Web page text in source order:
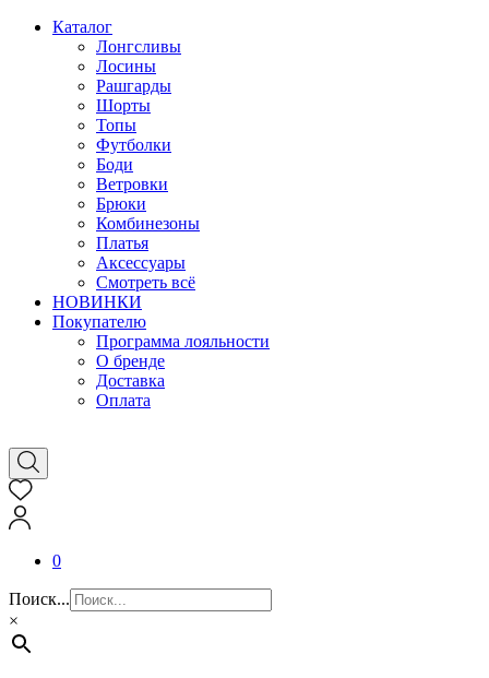
Каталог
Лонгсливы
Лосины
Рашгарды
Шорты
Топы
Футболки
Боди
Ветровки
Брюки
Комбинезоны
Платья
Аксессуары
Смотреть всё
НОВИНКИ
Покупателю
Программа лояльности
О бренде
Доставка
Оплата
0
Поиск...
×